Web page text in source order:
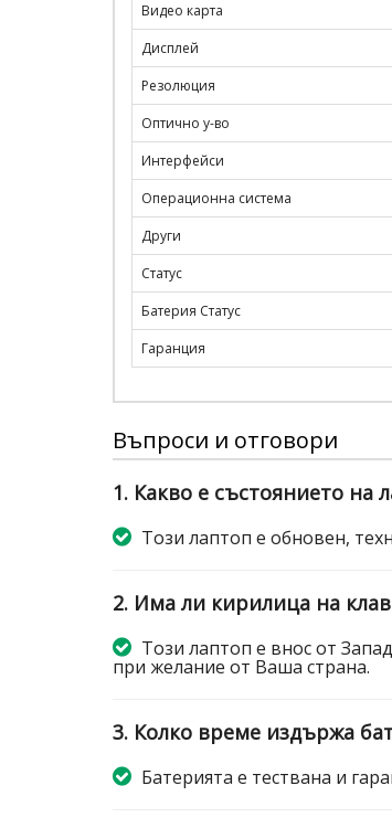
Видео карта
Дисплей
Резолюция
Оптично у-во
Интерфейси
Операционна система
Други
Статус
Батерия Статус
Гаранция
Въпроси и отговори
1. Какво е състоянието на
Този лаптоп е обновен,
2. Има ли кирилица на
Този лаптоп е внос от
при желание от Ваша страна.
3. Колко време издържа
Батерията е тествана и